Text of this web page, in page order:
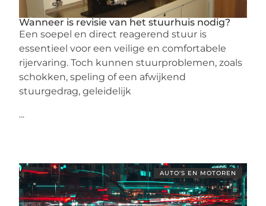
Wanneer is revisie van het stuurhuis nodig?
Een soepel en direct reagerend stuur is
essentieel voor een veilige en comfortabele
rijervaring. Toch kunnen stuurproblemen, zoals
schokken, speling of een afwijkend
stuurgedrag, geleidelijk
...
AUTO'S EN MOTOREN